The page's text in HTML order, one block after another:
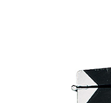
Aukce filmových